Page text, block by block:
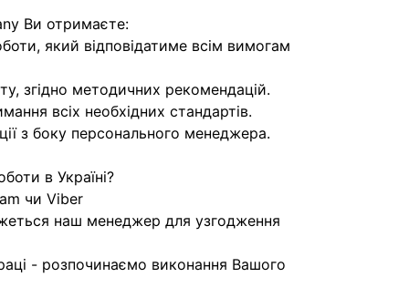
Ви отримаєте:
який відповідатиме всім вимогам
згідно методичних рекомендацій.
всіх необхідних стандартів.
з боку персонального менеджера.
в Україні?
чи Viber
наш менеджер для узгодження
- розпочинаємо виконання Вашого